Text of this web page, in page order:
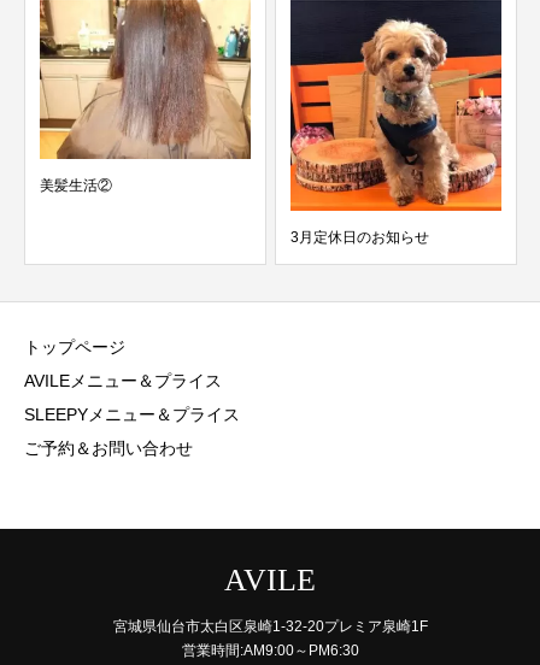
美髪生活②
3月定休日のお知らせ
トップページ
AVILEメニュー＆プライス
SLEEPYメニュー＆プライス
ご予約＆お問い合わせ
AVILE
宮城県仙台市太白区泉崎1-32-20プレミア泉崎1F
営業時間:AM9:00～PM6:30